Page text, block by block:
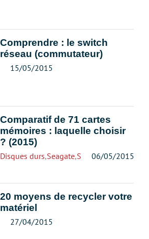
Comprendre : le switch
réseau (commutateur)
15/05/2015
Comparatif de 71 cartes
mémoires : laquelle choisir
? (2015)
Disques durs,Seagate,Stockage,Toshiba
06/05/2015
20 moyens de recycler votre
matériel
27/04/2015